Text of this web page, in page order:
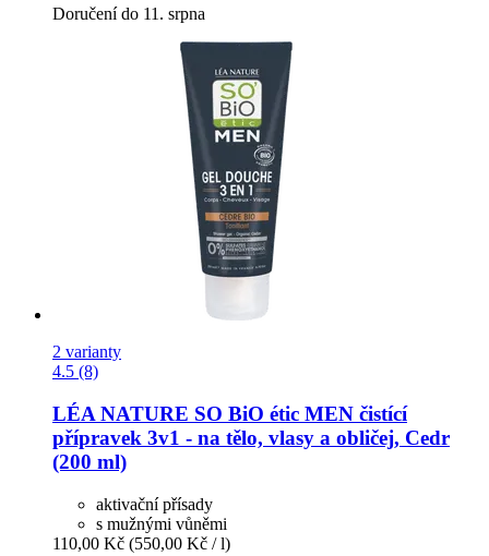
Doručení do 11. srpna
2 varianty
4.5 (8)
LÉA NATURE SO BiO étic MEN čistící
přípravek 3v1 -​ na tělo, vlasy a obličej, Cedr
(200 ml)
aktivační přísady
s mužnými vůněmi
110,00 Kč (550,00 Kč / l)